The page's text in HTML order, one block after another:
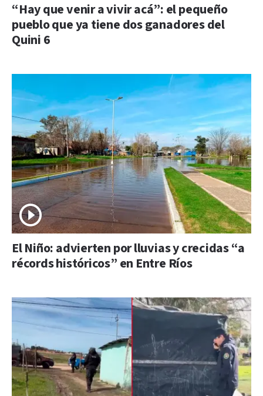
“Hay que venir a vivir acá”: el pequeño
pueblo que ya tiene dos ganadores del
Quini 6
El Niño: advierten por lluvias y crecidas “a
récords históricos” en Entre Ríos